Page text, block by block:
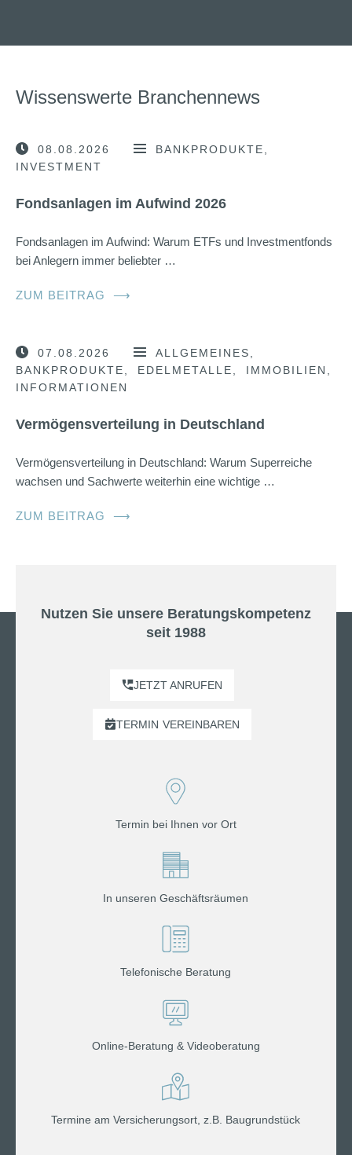
Wissenswerte Branchennews
08.08.2026
BANKPRODUKTE
INVESTMENT
Fondsanlagen im Aufwind 2026
Fondsanlagen im Aufwind: Warum ETFs und Investmentfonds
bei Anlegern immer beliebter …
ZUM BEITRAG ⟶
07.08.2026
ALLGEMEINES
BANKPRODUKTE
EDELMETALLE
IMMOBILIEN
INFORMATIONEN
Vermögensverteilung in Deutschland
Vermögensverteilung in Deutschland: Warum Superreiche
wachsen und Sachwerte weiterhin eine wichtige …
ZUM BEITRAG ⟶
Nutzen Sie unsere Beratungskompetenz
seit 1988
JETZT ANRUFEN
TERMIN VEREINBAREN
Termin bei Ihnen vor Ort
In unseren Geschäftsräumen
Telefonische Beratung
Online-Beratung & Videoberatung
Termine am Versicherungsort, z.B. Baugrundstück